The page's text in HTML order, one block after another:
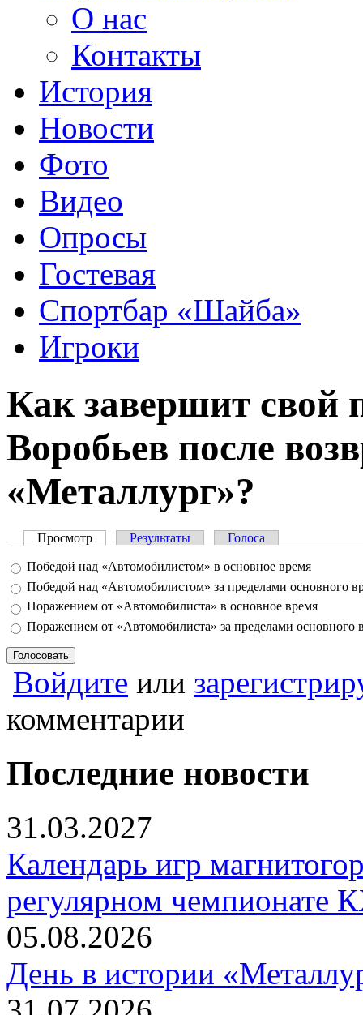
О нас
Контакты
История
Новости
Фото
Видео
Опросы
Гостевая
Спортбар «Шайба»
Игроки
Как завершит свой
Воробьев после
«Металлург»?
Главные вкладки
Просмотр (активная вкладка)
Результаты Голоса
Варианты
Победой над «Автомобилистом» в основное время
Победой над «Автомобилистом» за пределами основного
Поражением от «Автомобилиста» в основное время
Поражением от «Автомобилиста» за пределами основного
Войдите или
комментарии
Последние новости
31.03.2027
Календарь игр
регулярном чемпионате
05.08.2026
День в истории